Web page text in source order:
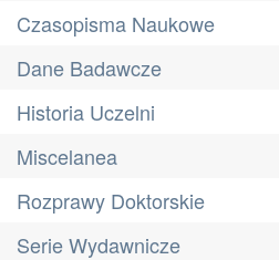
Czasopisma Naukowe
Dane Badawcze
Historia Uczelni
Miscelanea
Rozprawy Doktorskie
Serie Wydawnicze